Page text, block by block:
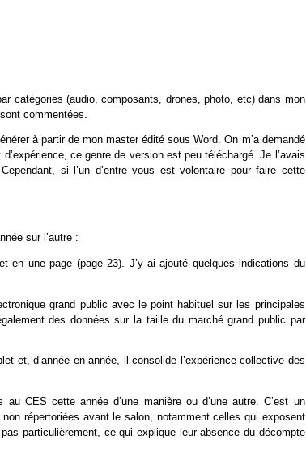
catégories (audio, composants, drones, photo, etc) dans mon
commentées.
à partir de mon master édité sous Word. On m’a demandé
ce genre de version est peu téléchargé. Je l’avais
si l’un d’entre vous est volontaire pour faire cette
sur l’autre :
en une page (page 23). J’y ai ajouté quelques indications du
grand public avec le point habituel sur les principales
des données sur la taille du marché grand public par
et, d’année en année, il consolide l’expérience collective des
au CES cette année d’une manière ou d’une autre. C’est un
répertoriées avant le salon, notamment celles qui exposent
particulièrement, ce qui explique leur absence du décompte